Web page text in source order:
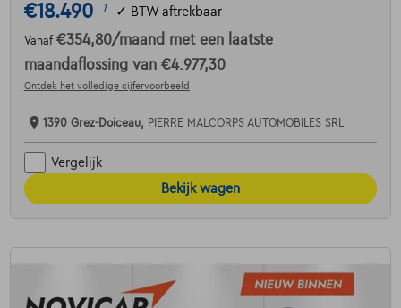
€18.490 1 ✓ BTW aftrekbaar
Vanaf €354,80/maand met een laatste
maandaflossing van €4.977,30
Ontdek het volledige cijfervoorbeeld
1390 Grez-Doiceau, PIERRE MALCORPS AUTOMOBILES SRL
Vergelijk
Bekijk wagen